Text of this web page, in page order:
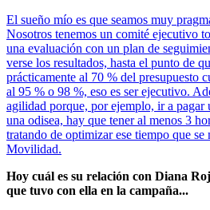
El sueño mío es que seamos muy
Nosotros tenemos un comité ejecutivo
una evaluación con un plan de
verse los resultados, hasta el punto de
prácticamente al 70 % del presupuesto
al 95 % o 98 %, eso es ser ejecutivo.
agilidad porque, por ejemplo, ir a pagar
una odisea, hay que tener al menos 3
tratando de optimizar ese tiempo que se
Movilidad.
Hoy cuál es su relación con Diana
que tuvo con ella en la campaña...